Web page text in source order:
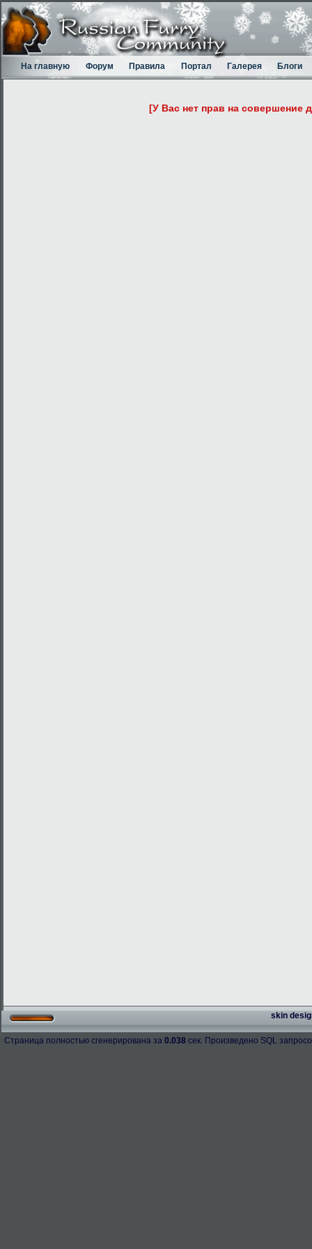
На главную Форум Правила Портал Галерея Блоги
[У Вас нет прав на совершение
skin
Страница полностью сгенерирована за 0.038 сек. Произведено SQL